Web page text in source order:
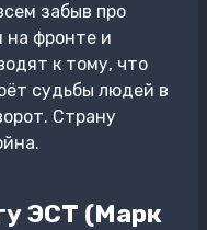
забыв про
на фронте и
к тому, что
судьбы людей в
Страну
ЭСТ (Марк